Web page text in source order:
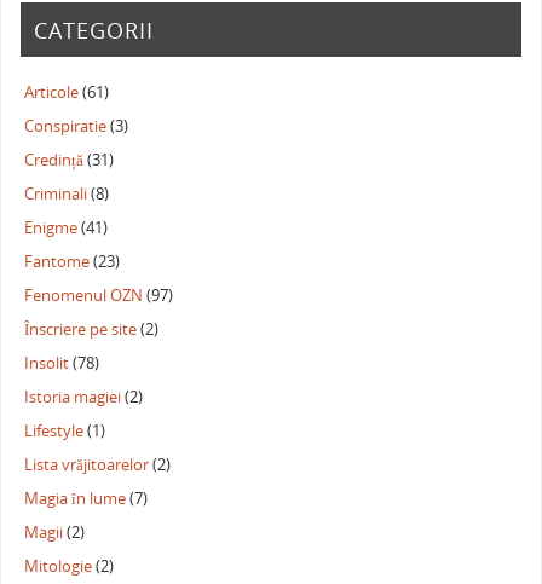
CATEGORII
Articole(61)
Conspiratie(3)
Credință(31)
Criminali(8)
Enigme(41)
Fantome(23)
Fenomenul OZN (97)
Înscriere pe site(2)
Insolit(78)
Istoria magiei(2)
Lifestyle(1)
Lista vrăjitoarelor(2)
Magia în lume(7)
Magii(2)
Mitologie(2)